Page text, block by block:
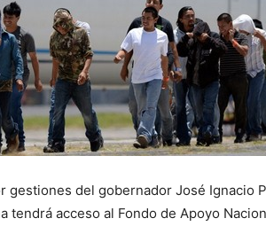
gestiones del gobernador José Ignacio
tendrá acceso al Fondo de Apoyo